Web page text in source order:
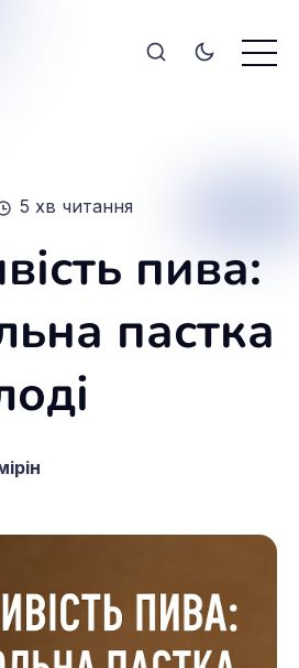
5 хв читання
пива:
пастка